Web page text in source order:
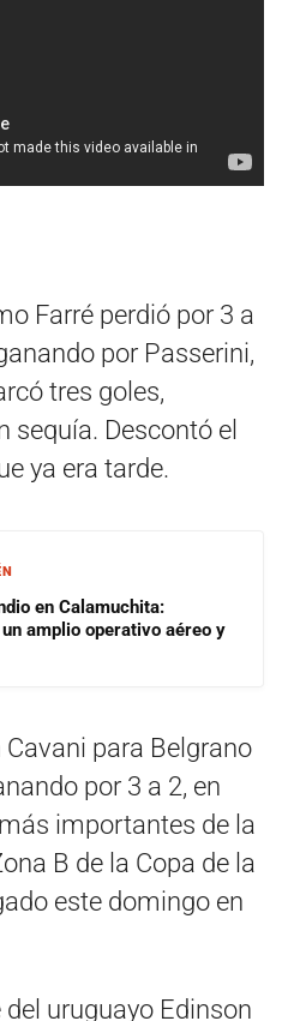
Farré perdió por 3 a
por Passerini,
tres goles,
sequía. Descontó el
ya era tarde.
en Calamuchita:
amplio operativo aéreo y
para Belgrano
por 3 a 2, en
importantes de la
B de la Copa de la
este domingo en
uruguayo Edinson